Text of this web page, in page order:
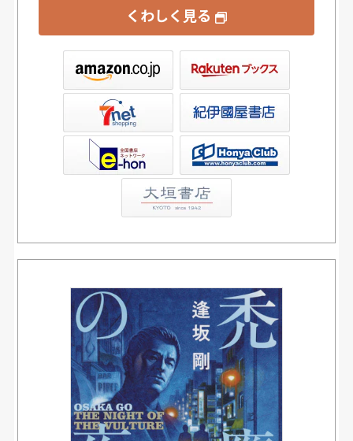
くわしく見る
書店ウェブストア